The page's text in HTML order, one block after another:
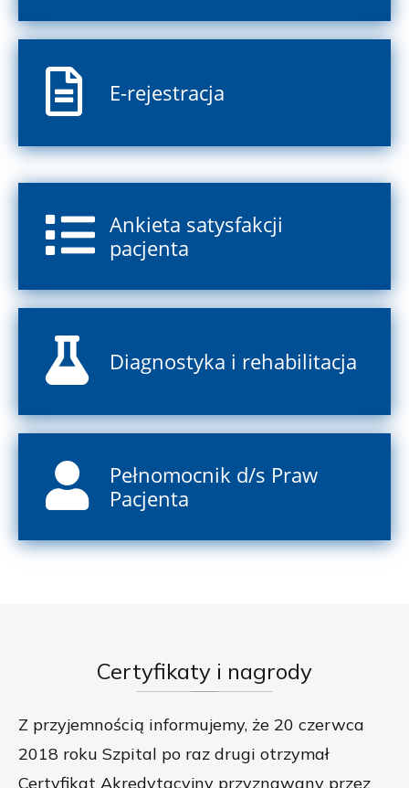
E-rejestracja
Ankieta satysfakcji
pacjenta
Diagnostyka i rehabilitacja
Pełnomocnik d/s Praw
Pacjenta
Certyfikaty i nagrody
Z przyjemnością informujemy, że 20 czerwca
2018 roku Szpital po raz drugi otrzymał
Certyfikat Akredytacyjny przyznawany przez